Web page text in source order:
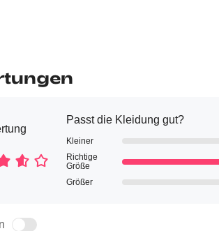
Passt die Kleidung gut?
Kleiner
Richtige
Größe
Größer